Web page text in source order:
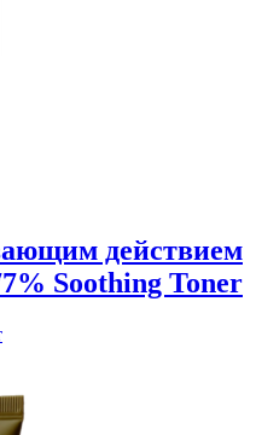
действием
Soothing Toner